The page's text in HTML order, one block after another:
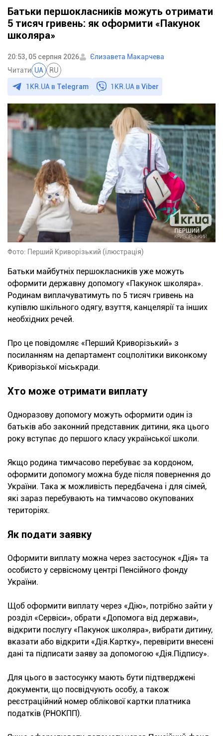
Батьки першокласників можуть отримати
5 тисяч гривень: як оформити «Пакунок
школяра»
20:53, 05 серпня 2026
Єлизавета Макарчева
Читати UA RU
1KR.UA в Telegram 1KR.UA вViber
Фото: Перший Криворізький (ілюстрація)
Батьки майбутніх першокласників уже можуть
оформити державну допомогу «Пакунок школяра».
Родинам виплачуватимуть по 5 тисяч гривень на
купівлю шкільного одягу, взуття, канцелярії та інших
необхідних речей.
Про це повідомляє «Перший Криворізький» з
посиланням на департамент соцполітики виконкому
Криворізької міськради.
Хто може отримати виплату
Одноразову допомогу можуть оформити один із
батьків або законний представник дитини, яка цього
року вступає до першого класу української школи.
Якщо родина тимчасово перебуває за кордоном,
оформити допомогу можна буде після повернення до
України. Така ж можливість передбачена і для сімей,
які зараз перебувають на тимчасово окупованих
територіях.
Як подати заявку
Оформити виплату можна через застосунок «Дія» та
особисто у сервісному центрі Пенсійного фонду
України.
Щоб оформити виплату через «Дію», потрібно зайти у
розділ «Сервіси», обрати «Допомога від держави»,
відкрити послугу «Пакунок школяра», вибрати дитину,
вказати або відкрити «Дія.Картку», перевірити внесені
дані та підписати заяву за допомогою «Дія.Підпису».
Для цього в застосунку мають бути підтверджені
документи, що посвідчують особу, а також
реєстраційний номер облікової картки платника
податків (РНОКПП).